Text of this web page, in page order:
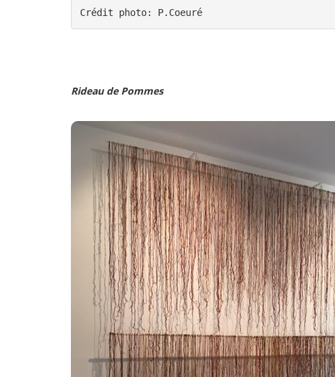
Crédit photo: P.Coeuré
Rideau de Pommes